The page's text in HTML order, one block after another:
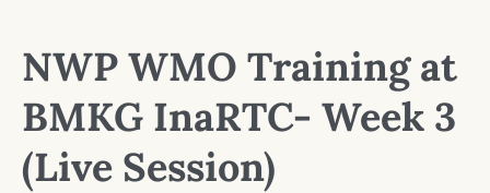
NWP WMO Training at
BMKG InaRTC- Week 3
(Live Session)